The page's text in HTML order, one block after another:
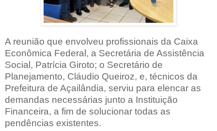
A reunião que envolveu profissionais da Caixa
Econômica Federal, a Secretária de Assistência
Social, Patrícia Giroto; o Secretário de
Planejamento, Cláudio Queiroz, e, técnicos da
Prefeitura de Açailândia, serviu para elencar as
demandas necessárias junto a Instituição
Financeira, a fim de solucionar todas as
pendências existentes.